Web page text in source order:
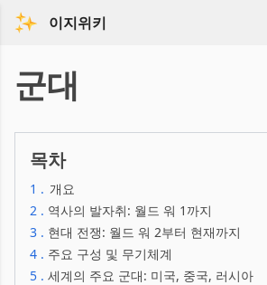
이지위키
군대
목차
1 . 개요
2 . 역사의 발자취: 월드 워 1까지
3 . 현대 전쟁: 월드 워 2부터 현재까지
4 . 주요 구성 및 무기체계
5 . 세계의 주요 군대: 미국, 중국, 러시아